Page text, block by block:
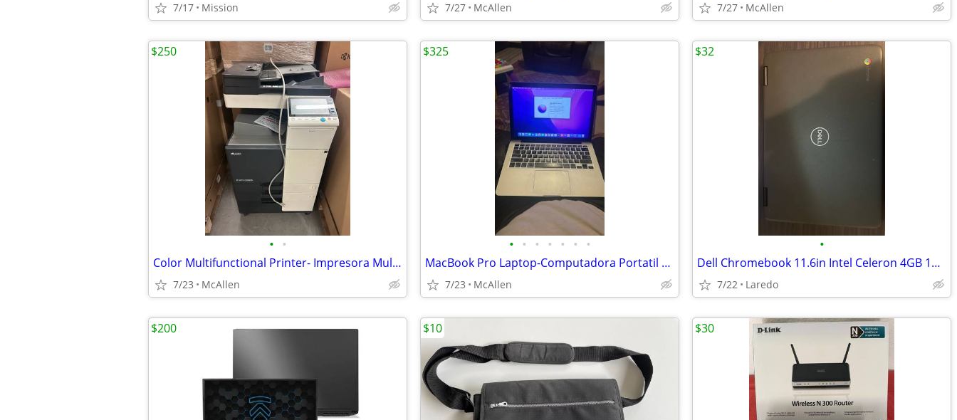
7/17 Mission 7/27 McAllen 7/27 McAllen
• •
Color Multifunctional Printer- Impresora Multifuncional
7/23 McAllen
$250
• • • • • • •
MacBook Pro Laptop-Computadora Portatil McBook
7/23 McAllen
$325
•
Dell Chromebook 11.6in Intel Celeron 4GB 16GB Chrome OS USB-C Black. No charger
7/22 Laredo
$32
$200 $10 $30